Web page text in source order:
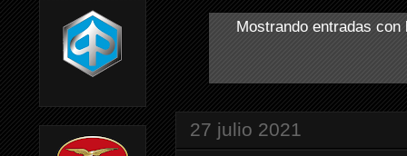
Mostrando entradas
27 julio 2021